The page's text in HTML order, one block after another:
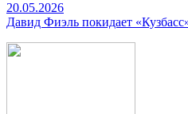
20.05.2026
Давид Фиэль покидает